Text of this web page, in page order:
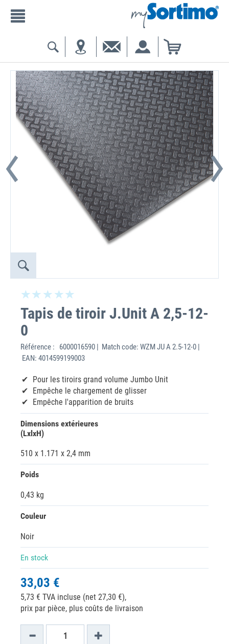
Tapis de tiroir J.Unit A 2,5-12-
0
Référence :
6000016590 | Match code: WZM JU A 2.5-12-0 |
EAN: 4014599199003
Pour les tiroirs grand volume Jumbo Unit
Empêche le chargement de glisser
Empêche l'apparition de bruits
Dimensions extérieures
(LxlxH)
510 x 1.171 x 2,4 mm
Poids
0,43 kg
Couleur
Noir
En stock
33,03 €
5,73 € TVA incluse (net 27,30 €),
prix par pièce, plus coûts de livraison